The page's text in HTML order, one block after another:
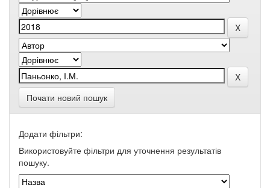
Почати новий пошук
Додати фільтри:
Використовуйте фільтри для уточнення результатів
пошуку.